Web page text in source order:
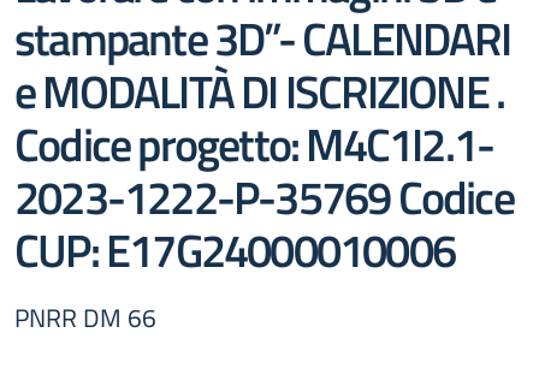
stampante 3D”- CALENDARI
e MODALITÀ DI ISCRIZIONE .
Codice progetto: M4C1I2.1-
2023-1222-P-35769 Codice
CUP: E17G24000010006
PNRR DM 66